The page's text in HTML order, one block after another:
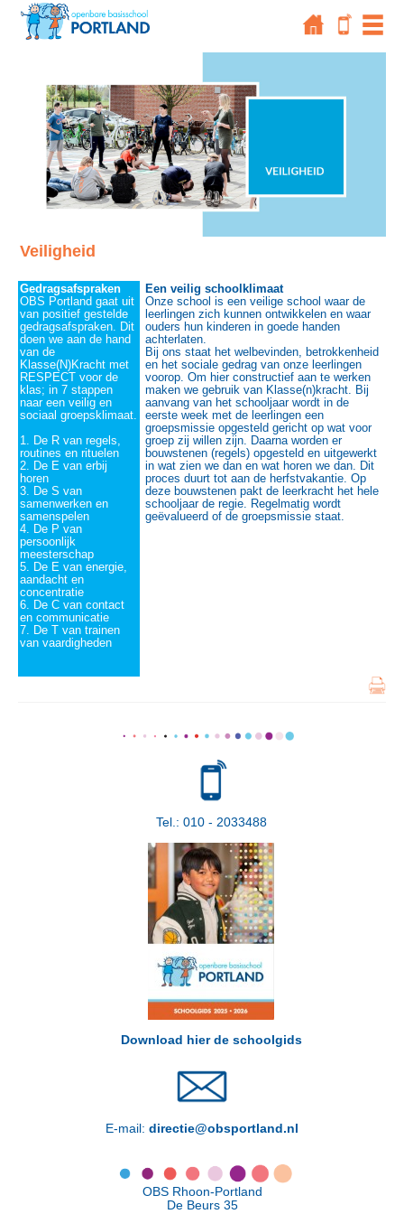
Veiligheid
Gedragsafspraken
OBS Portland gaat uit
van positief gestelde
gedragsafspraken. Dit
doen we aan de hand
van de
Klasse(N)Kracht met
RESPECT voor de
klas; in 7 stappen
naar een veilig en
sociaal groepsklimaat.
1. De R van regels,
routines en rituelen
2. De E van erbij
horen
3. De S van
samenwerken en
samenspelen
4. De P van
persoonlijk
meesterschap
5. De E van energie,
aandacht en
concentratie
6. De C van contact
en communicatie
7. De T van trainen
van vaardigheden
Een veilig schoolklimaat
Onze school is een veilige school waar de
leerlingen zich kunnen ontwikkelen en waar
ouders hun kinderen in goede handen
achterlaten.
Bij ons staat het welbevinden, betrokkenheid
en het sociale gedrag van onze leerlingen
voorop. Om hier constructief aan te werken
maken we gebruik van Klasse(n)kracht. Bij
aanvang van het schooljaar wordt in de
eerste week met de leerlingen een
groepsmissie opgesteld gericht op wat voor
groep zij willen zijn. Daarna worden er
bouwstenen (regels) opgesteld en uitgewerkt
in wat zien we dan en wat horen we dan. Dit
proces duurt tot aan de herfstvakantie. Op
deze bouwstenen pakt de leerkracht het hele
schooljaar de regie. Regelmatig wordt
geëvalueerd of de groepsmissie staat.
Tel.: 010 - 2033488
Download hier de schoolgids
E-mail: directie@obsportland.nl
OBS Rhoon-Portland
De Beurs 35